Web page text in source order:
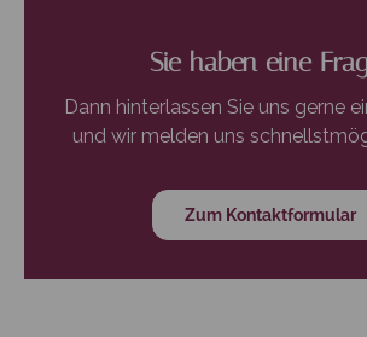
Sie haben eine
Dann hinterlassen Sie uns gerne
und wir melden uns
Zum Kontaktformular